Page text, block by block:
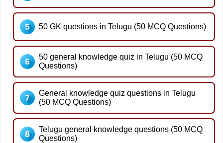
50 GK questions in Telugu (50 MCQ Questions)
50 general knowledge quiz in Telugu (50 MCQ
Questions)
General knowledge quiz questions in Telugu
(50 MCQ Questions)
Telugu general knowledge questions (50 MCQ
Questions)